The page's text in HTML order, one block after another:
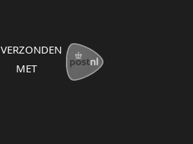
VERZONDEN
MET